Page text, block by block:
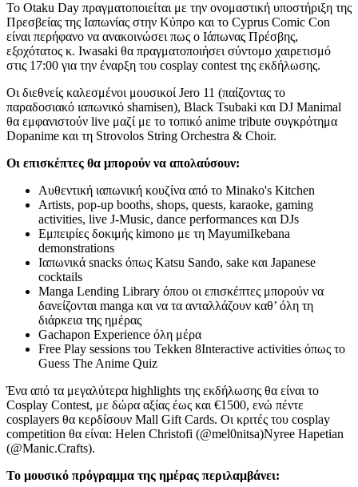
Το Otaku Day πραγματοποιείται με την ονομαστική υποστήριξη της
Πρεσβείας της Ιαπωνίας στην Κύπρο και το Cyprus Comic Con
είναι περήφανο να ανακοινώσει πως ο Ιάπωνας Πρέσβης,
εξοχότατος κ. Iwasaki θα πραγματοποιήσει σύντομο χαιρετισμό
στις 17:00 για την έναρξη του cosplay contest της εκδήλωσης.
Οι διεθνείς καλεσμένοι μουσικοί Jero 11 (παίζοντας το
παραδοσιακό ιαπωνικό shamisen), Black Tsubaki και DJ Manimal
θα εμφανιστούν live μαζί με το τοπικό anime tribute συγκρότημα
Dopanime και τη Strovolos String Orchestra & Choir.
Οι επισκέπτες θα μπορούν να απολαύσουν:
Αυθεντική ιαπωνική κουζίνα από το Minako's Kitchen
Artists, pop-up booths, shops, quests, karaoke, gaming
activities, live J-Music, dance performances και DJs
Εμπειρίες δοκιμής kimono με τη MayumiIkebana
demonstrations
Ιαπωνικά snacks όπως Katsu Sando, sake και Japanese
cocktails
Manga Lending Library όπου οι επισκέπτες μπορούν να
δανείζονται manga και να τα ανταλλάζουν καθ’ όλη τη
διάρκεια της ημέρας
Gachapon Experience όλη μέρα
Free Play sessions του Tekken 8Interactive activities όπως το
Guess The Anime Quiz
Ένα από τα μεγαλύτερα highlights της εκδήλωσης θα είναι το
Cosplay Contest, με δώρα αξίας έως και €1500, ενώ πέντε
cosplayers θα κερδίσουν Mall Gift Cards. Οι κριτές του cosplay
competition θα είναι: Helen Christofi (@mel0nitsa)Nyree Hapetian
(@Manic.Crafts).
Το μουσικό πρόγραμμα της ημέρας περιλαμβάνει: